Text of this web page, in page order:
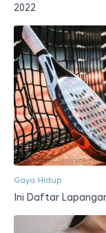
2022
Gaya Hidup
Ini Daftar